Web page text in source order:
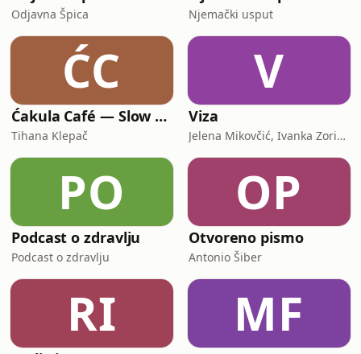
Odjavna Špica Njemački usput
ĆC
Ćakula Café — Slow Croatian Podcast | Learn Croatian With a Cultural Twist
Tihana Klepač
V
Viza
Jelena Mikovčić, Ivanka Zorić, Ana-Bella Leikauff, Jelena Maštruko, Dražen Korda, Tihomir Vinković, Danja Dubravac
PO
Podcast o zdravlju
Podcast o zdravlju
OP
Otvoreno pismo
Antonio Šiber
RI MF